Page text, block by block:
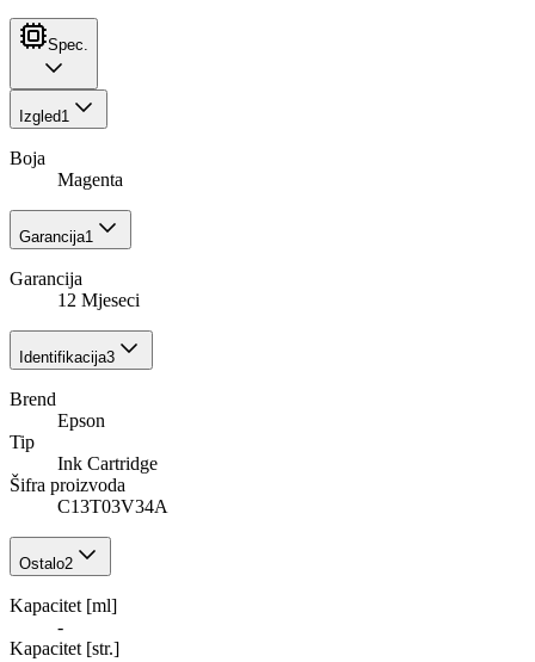
Spec.
Izgled1
Boja
Magenta
Garancija1
Garancija
12 Mjeseci
Identifikacija3
Brend
Epson
Tip
Ink Cartridge
Šifra proizvoda
C13T03V34A
Ostalo2
Kapacitet [ml]
-
Kapacitet [str.]